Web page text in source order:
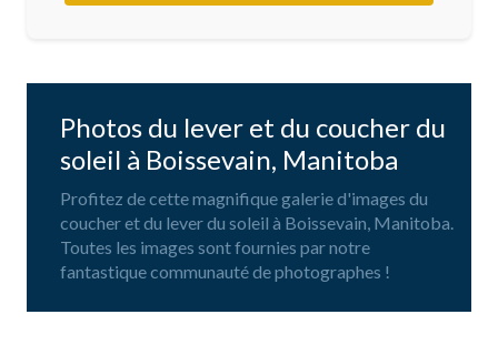
Photos du lever et du coucher du
soleil à Boissevain, Manitoba
Profitez de cette magnifique galerie d'images du
coucher et du lever du soleil à Boissevain, Manitoba.
Toutes les images sont fournies par notre
fantastique communauté de photographes !